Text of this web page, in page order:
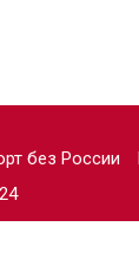
без России